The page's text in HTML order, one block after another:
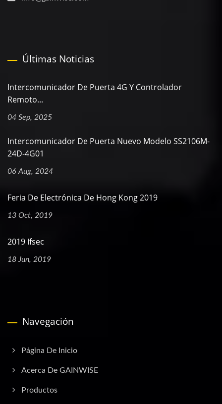
Últimas Noticias
Intercomunicador De Puerta 4G Y Controlador
Remoto...
04 Sep, 2025
Intercomunicador De Puerta Nuevo Modelo SS2106M-
24D-4G01
06 Aug, 2024
Feria De Electrónica De Hong Kong 2019
13 Oct, 2019
2019 Ifsec
18 Jun, 2019
Navegación
Página De Inicio
Acerca De GAINWISE
Productos